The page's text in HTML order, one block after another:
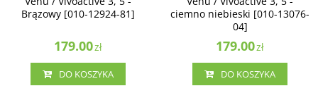
Brązowy [010-12924-81]
179.00zł
DO KOSZYKA
ciemno niebieski [010-13076-
04]
179.00zł
DO KOSZYKA